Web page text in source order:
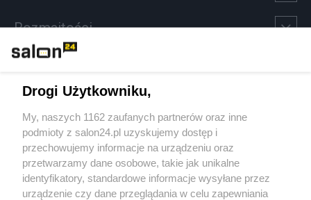
Rozmaitości
Sport
Społeczeństwo
Kultura
Drogi Użytkowniku,
My, naszych 1162 zaufanych partnerów oraz inne
podmioty z salon24.pl uzyskujemy dostęp i
przechowujemy informacje na urządzeniu oraz
przetwarzamy dane osobowe, takie jak unikalne
identyfikatory, standardowe informacje wysyłane przez
urządzenie czy dane przeglądania w celu zapewniania